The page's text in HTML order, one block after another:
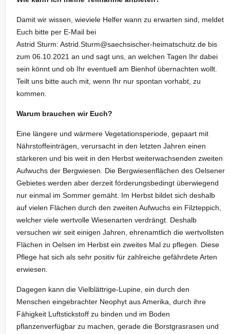
Damit wir wissen, wieviele Helfer wann zu erwarten sind, meldet
Euch bitte per E-Mail bei
Astrid Sturm: Astrid.Sturm@saechsischer-heimatschutz.de bis
zum 06.10.2021 an und sagt uns, an welchen Tagen Ihr dabei
sein könnt und ob Ihr eventuell am Bienhof übernachten wollt.
Teilt uns bitte auch mit, wenn Ihr nur spontan vorhabt, zu
kommen.
Warum brauchen wir Euch?
Eine längere und wärmere Vegetationsperiode, gepaart mit
Nährstoffeinträgen, verursacht in den letzten Jahren einen
stärkeren und bis weit in den Herbst weiterwachsenden zweiten
Aufwuchs der Bergwiesen. Die Bergwiesenflächen des Oelsener
Gebietes werden aber derzeit förderungsbedingt überwiegend
nur einmal im Sommer gemäht. Im Herbst bildet sich deshalb
auf vielen Flächen durch den zweiten Aufwuchs ein Filzteppich,
welcher viele wertvolle Wiesenarten verdrängt. Deshalb
versuchen wir seit einigen Jahren, ehrenamtlich die wertvollsten
Flächen in Oelsen im Herbst ein zweites Mal zu pflegen. Diese
Pflege hat sich als sehr positiv für zahlreiche gefährdete Arten
erwiesen.
Dagegen kann die Vielblättrige-Lupine, ein durch den
Menschen eingebrachter Neophyt aus Amerika, durch ihre
Fähigkeit Luftstickstoff zu binden und im Boden
pflanzenverfügbar zu machen, gerade die Borstgrasrasen und